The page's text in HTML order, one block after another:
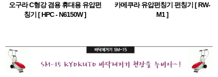
오구라 C형강 겸용 휴대용 유압펀
칭기 [ HPC - N6150W ]
카메쿠라 유압펀칭기 펀칭기 [ RW-
M1 ]